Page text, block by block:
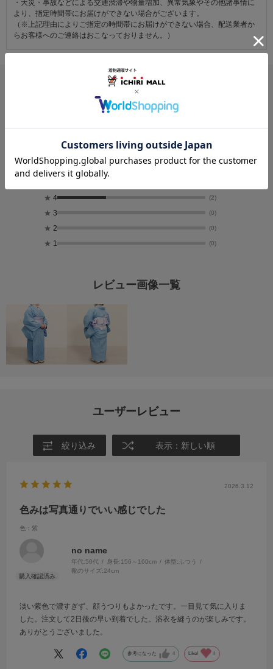
・天災・事故などによる交通渋滞や物量増加、異常気象やその他諸事情に
より、指定時間帯にお届けができない場合がございます。
（※上記理由によりご指定の時間帯にお届けができない場合、配送業者か
らお客様へのご連絡はおこなっておりません。）
レビュー
4.7
レビュー件数：6件
★ 4 (2)
★ 3 (0)
★ 2 (0)
★ 1 (0)
レビュー画像一覧
ユーザーレビュー
絞り込み 表示：新しい順
2026.3.12
色みは写真通りでいい感じでした
色：紫
no name
年代:50代 身長:156～160cm 体型: ふつう
靴のサイズ:24cm
淡い紫色で濃すぎず、顔うつりもよかったです。一目見て気に入りま
した。注文して2日後の早い到着でした。浴衣を縫うのが楽しみです。
ありがとうございました。
参考になった 4 Like! 4